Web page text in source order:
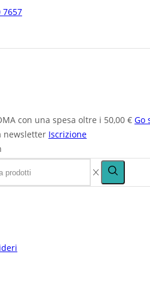
7657
con una spesa oltre i 50,00 € Go
newsletter Iscrizione